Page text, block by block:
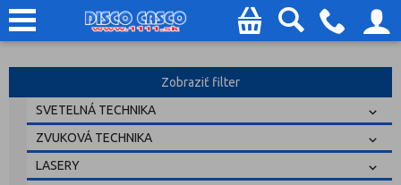
Zobraziť filter
SVETELNÁ TECHNIKA
ZVUKOVÁ TECHNIKA
LASERY